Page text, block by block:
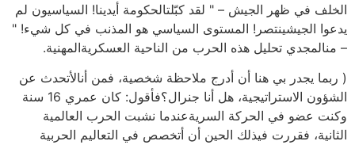
الخلف في ظهر الجيش – " لقد كبّلتالحكومة أيدينا! السياسيون لم
يدعوا الجيشينتصر! المستوى السياسي هو المذنب في كل شيء! "
– منالمجدي تحليل هذه الحرب من الناحية العسكريةالمهنية.
( ربما يجدر بي هنا أن أدرج ملاحظة شخصية، فمن أنالأتحدث عن
الشؤون الاستراتيجية، هل أنا جنرال؟فأقول: كان عمري 16 سنة
وكنت عضو في الحركة السريةعندما نشبت الحرب العالمية
الثانية، فقررت فيذلك الحين أن أتخصص في التعاليم الحربية